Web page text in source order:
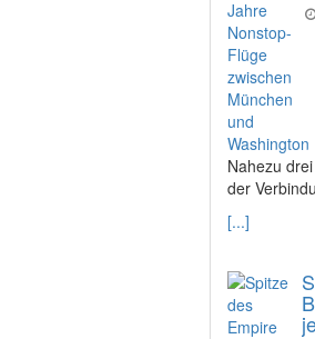
Nahezu
der
[...]